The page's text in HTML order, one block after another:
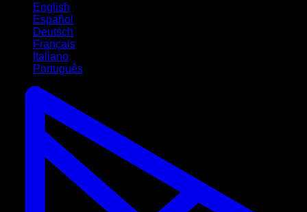
English
Español
Deutsch
Français
Italiano
Português